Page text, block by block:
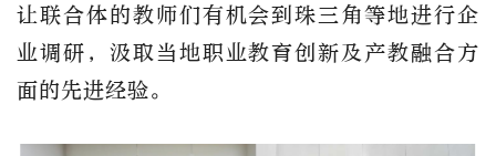
让联合体的教师们有机会到珠三角等地进行企
业调研，汲取当地职业教育创新及产教融合方
面的先进经验。